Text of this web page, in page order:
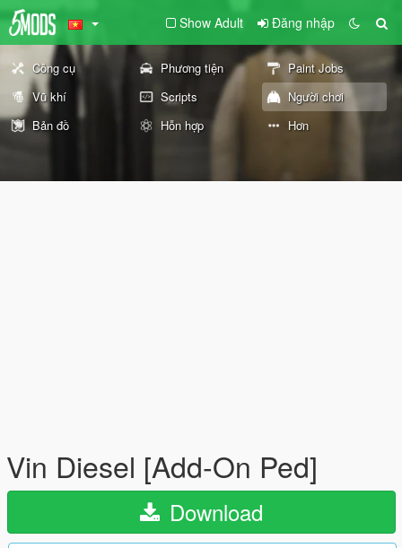
Show Adult Đăng nhập
Công cụ Phương tiện
Paint Jobs
Vũ khí
Scripts
Người chơi
Bản đồ
Hỗn hợp Hơn
Vin Diesel [Add-On Ped]
Download